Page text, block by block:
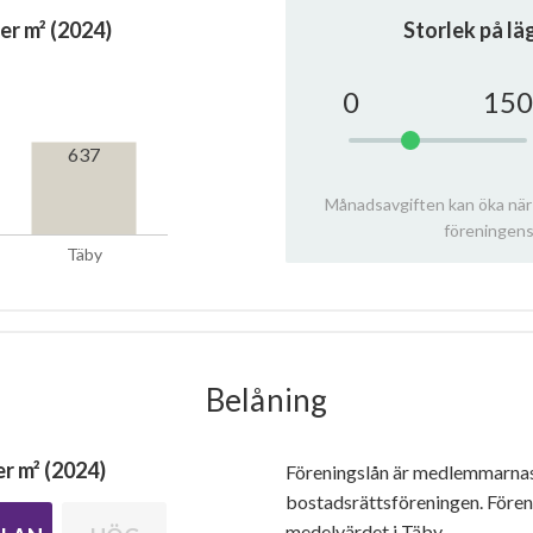
m² (2024)
Täby
637
Storlek på
0 150
Månadsavgiften kan öka
Belåning
m² (2024)
Föreningslån är
bostadsrättsföreningen.